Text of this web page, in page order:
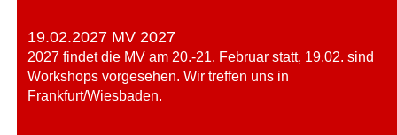
19.02.2027 MV 2027
2027 findet die MV am 20.-21. Februar statt, 19.02. sind
Workshops vorgesehen. Wir treffen uns in
Frankfurt/Wiesbaden.